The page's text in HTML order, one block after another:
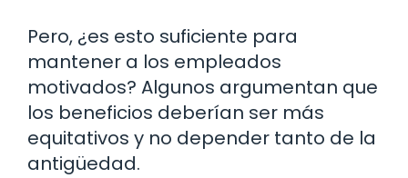
Pero, ¿es esto suficiente para
mantener a los empleados
motivados? Algunos argumentan que
los beneficios deberían ser más
equitativos y no depender tanto de la
antigüedad.